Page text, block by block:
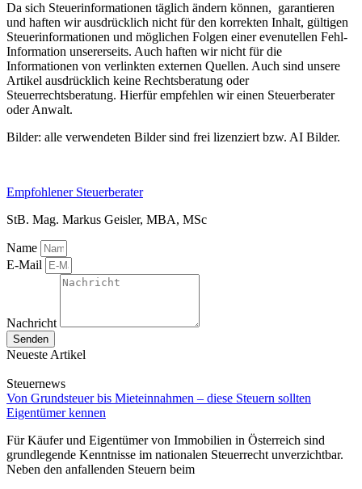
Da sich Steuerinformationen täglich ändern können, garantieren
und haften wir ausdrücklich nicht für den korrekten Inhalt, gültigen
Steuerinformationen und möglichen Folgen einer evenutellen Fehl-
Information unsererseits. Auch haften wir nicht für die
Informationen von verlinkten externen Quellen. Auch sind unsere
Artikel ausdrücklich keine Rechtsberatung oder
Steuerrechtsberatung. Hierfür empfehlen wir einen Steuerberater
oder Anwalt.
Bilder: alle verwendeten Bilder sind frei lizenziert bzw. AI Bilder.
Empfohlener Steuerberater
StB. Mag. Markus Geisler, MBA, MSc
Name
E-Mail
Nachricht
Senden
Neueste Artikel
Steuernews
Von Grundsteuer bis Mieteinnahmen – diese Steuern sollten
Eigentümer kennen
Für Käufer und Eigentümer von Immobilien in Österreich sind
grundlegende Kenntnisse im nationalen Steuerrecht unverzichtbar.
Neben den anfallenden Steuern beim